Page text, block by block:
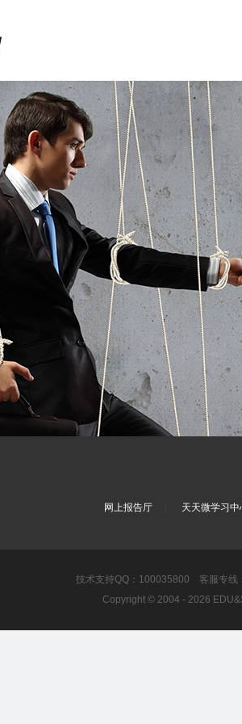
网上报告厅 天天微学习中
技术支持QQ：100035800 客服专
Copyright © 2004 - 2026